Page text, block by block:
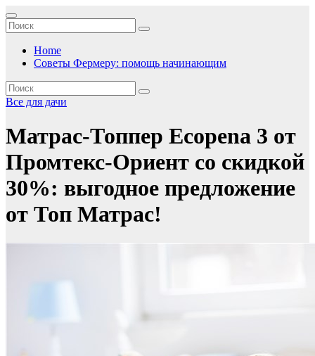
Перейти
к
содержимому
Home
Советы Фермеру: помощь начинающим
Все для дачи
Матрас-Топпер Ecopena 3 от
Промтекс-Ориент со скидкой
30%: выгодное предложение
от Топ Матрас!